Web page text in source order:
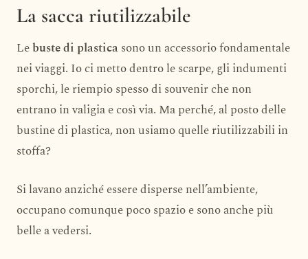
La sacca riutilizzabile
Lebuste di plasticasono un accessorio fondamentale
nei viaggi. Io ci metto dentro le scarpe, gli indumenti
sporchi, le riempio spesso di souvenir che non
entrano in valigia e così via. Ma perché, al posto delle
bustine di plastica, non usiamo quelle riutilizzabili in
stoffa?
Si lavano anziché essere disperse nell’ambiente,
occupano comunque poco spazio e sono anche più
belle a vedersi.